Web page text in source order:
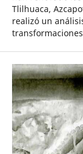
Tlilhuaca,
realizó un